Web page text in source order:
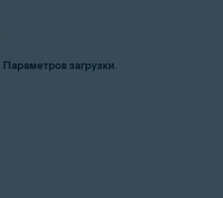
Параметров загрузки.